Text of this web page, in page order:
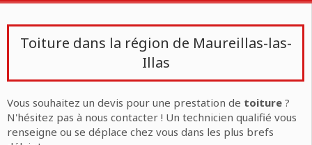
Toiture dans la région de Maureillas-las-
Illas
Vous souhaitez un devis pour une prestation de toiture ?
N'hésitez pas à nous contacter ! Un technicien qualifié vous
renseigne ou se déplace chez vous dans les plus brefs